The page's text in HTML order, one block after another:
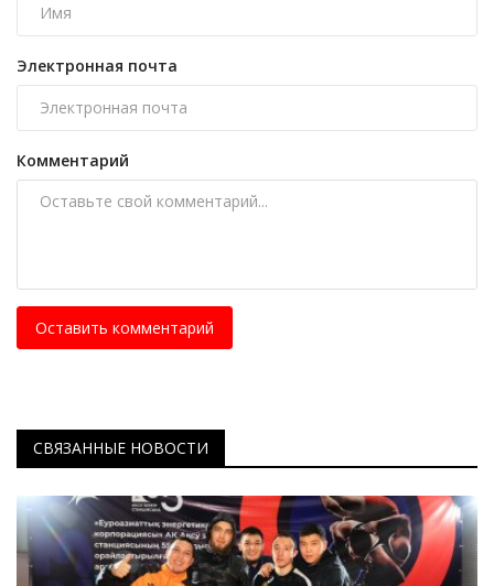
Электронная почта
Комментарий
Оставить комментарий
СВЯЗАННЫЕ НОВОСТИ